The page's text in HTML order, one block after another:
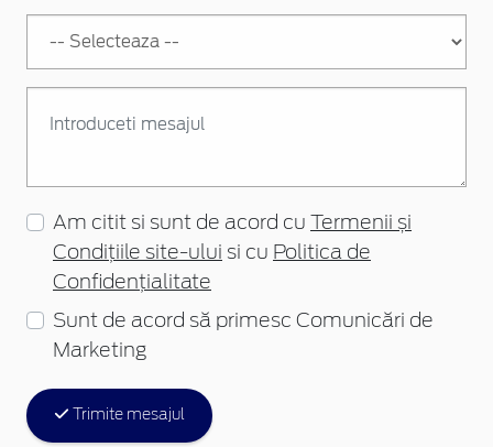
Am citit si sunt de acord cu
Termenii și
Condițiile site-ului si cu Politica de
Confidențialitate
Sunt de acord să primesc Comunicări de
Marketing
Trimite mesajul